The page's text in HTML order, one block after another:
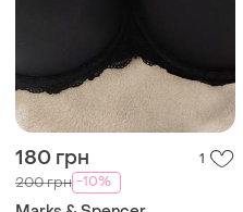
180 грн 1
200 грн -10%